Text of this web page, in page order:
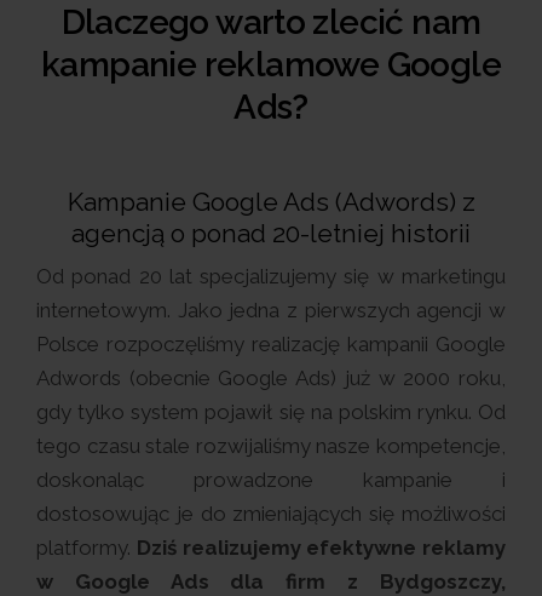
Dlaczego warto zlecić nam
kampanie reklamowe Google
Ads?
Kampanie Google Ads (Adwords) z
agencją o ponad 20-letniej historii
Od ponad 20 lat specjalizujemy się w marketingu
internetowym. Jako jedna z pierwszych agencji w
Polsce rozpoczęliśmy realizację kampanii Google
Adwords (obecnie Google Ads) już w 2000 roku,
gdy tylko system pojawił się na polskim rynku. Od
tego czasu stale rozwijaliśmy nasze kompetencje,
doskonaląc prowadzone kampanie i
dostosowując je do zmieniających się możliwości
platformy. Dziś realizujemy efektywne reklamy
w Google Ads dla firm z Bydgoszczy,